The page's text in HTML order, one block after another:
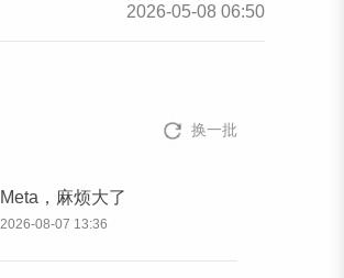
2026-05-08 06:50
换一批
Meta，麻烦大了
2026-08-07 13:36